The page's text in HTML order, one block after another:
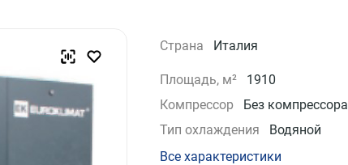
Колонные кондиционеры
Компрессорно-конденсаторные блоки
Крышные кондиционеры
Страна Италия
Площадь, м² 1910
Компрессор
Без компрессора
Тип охлаждения
Водяной
Все характеристики